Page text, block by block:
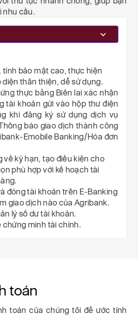
nhu cầu.
tính bảo mật cao, thực hiện
thân thiện, dễ sử dụng.
thực bằng Biên lai xác nhận
tài khoản gửi vào hộp thư điện
khi đăng ký sử dụng dịch vụ
báo giao dịch thành công
Emobile Banking/Hóa đơn
về kỳ hạn, tạo điều kiện cho
phù hợp với kế hoạch tài
đóng tài khoản trên E-Banking
giao dịch nào của Agribank.
lý số dư tài khoản.
chứng minh tài chính.
toán
toán của chúng tôi để ước tính